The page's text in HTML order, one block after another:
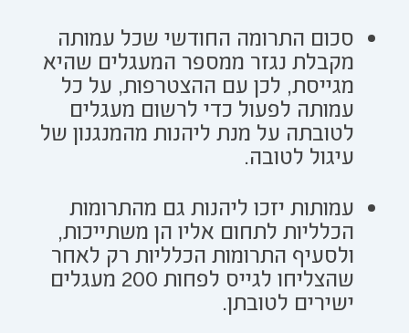
סכום התרומה החודשי שכל עמותה
מקבלת נגזר ממספר המעגלים שהיא
מגייסת, לכן עם ההצטרפות, על כל
עמותה לפעול כדי לרשום מעגלים
לטובתה על מנת ליהנות מהמנגנון של
עיגול לטובה.
עמותות יזכו ליהנות גם מהתרומות
הכלליות לתחום אליו הן משתייכות,
ולסעיף התרומות הכלליות רק לאחר
שהצליחו לגייס לפחות 200 מעגלים
ישירים לטובתן.